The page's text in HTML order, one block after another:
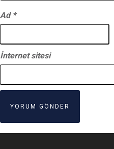
Ad *
İnternet sitesi